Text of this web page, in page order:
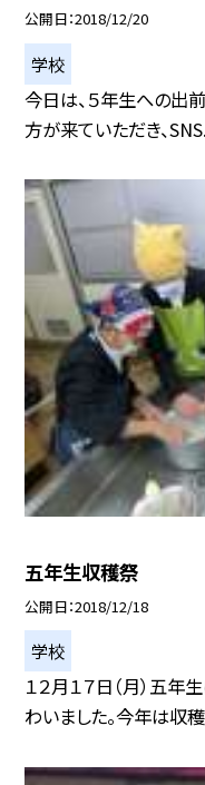
公開日 2018/12/20
学校
今日は、５年生への出
方が来ていただき、
五年生収穫祭
公開日 2018/12/18
学校
１２月１７日（月）五
わいました。今年は収